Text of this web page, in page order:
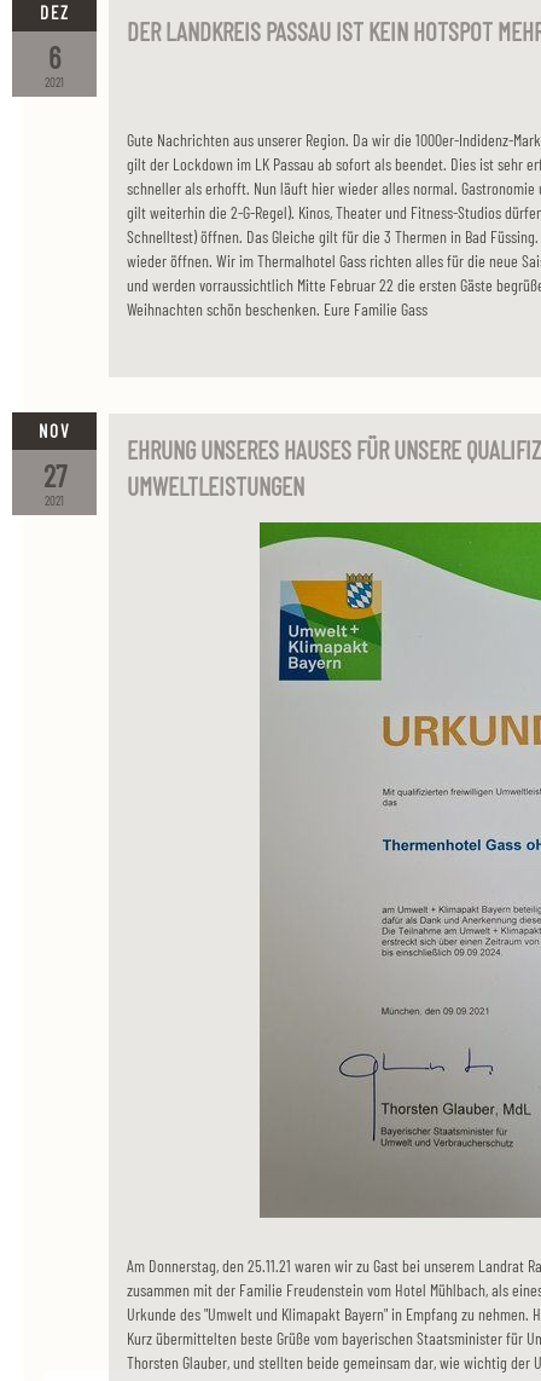
2021
6
DEZ
DER LANDKREIS PASSAU IST KEIN HOTSPOT
Gute Nachrichten aus unserer Region. Da wir die 1000er-Indidenz-
gilt der Lockdown im LK Passau ab sofort als beendet. Dies ist sehr
schneller als erhofft. Nun läuft hier wieder alles normal.
gilt weiterhin die 2-G-Regel). Kinos, Theater und Fitness-Studios
Schnelltest) öffnen. Das Gleiche gilt für die 3 Thermen in Bad
wieder öffnen. Wir im Thermalhotel Gass richten alles für die neue
und werden vorraussichtlich Mitte Februar 22 die ersten Gäste
Weihnachten schön beschenken. Eure Familie Gass
2021
27
NOV
EHRUNG UNSERES HAUSES FÜR UNSERE
UMWELTLEISTUNGEN
Am Donnerstag, den 25.11.21 waren wir zu Gast bei unserem Landrat
zusammen mit der Familie Freudenstein vom Hotel Mühlbach, als
Urkunde des "Umwelt und Klimapakt Bayern" in Empfang zu
Kurz übermittelten beste Grüße vom bayerischen Staatsminister für
Thorsten Glauber, und stellten beide gemeinsam dar, wie wichtig